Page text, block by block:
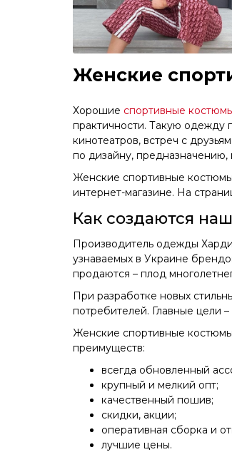
Женские
Хорошие спортивные
практичности. Такую одежду
кинотеатров, встреч с
по дизайну, предназначению,
Женские спортивные
интернет-магазине. На
Как создаются
Производитель одежды
узнаваемых в Украине
продаются – плод
При разработке новых
потребителей. Главные цели
Женские спортивные
преимуществ:
всегда обновленный
крупный и мелкий опт;
качественный пошив;
скидки, акции;
оперативная сборка и
лучшие цены.